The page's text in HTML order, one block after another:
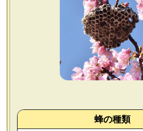
お問い合わせ
個人情報保護方針
蜂の種類